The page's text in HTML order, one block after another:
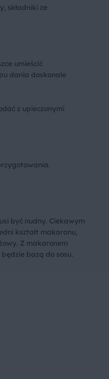
składniki ze
umieścić
dania doskonale
z upieczonymi
być nudny. Ciekawym
kształt makaronu,
Z makaronem
bazą do sosu.